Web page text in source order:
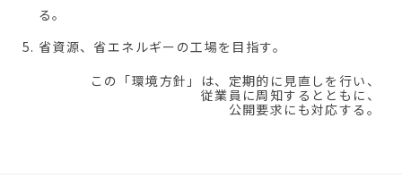
る。
省資源、省エネルギーの工場を目指す。
この「環境方針」は、定期的に見直しを行い、
従業員に周知するとともに、
公開要求にも対応する。